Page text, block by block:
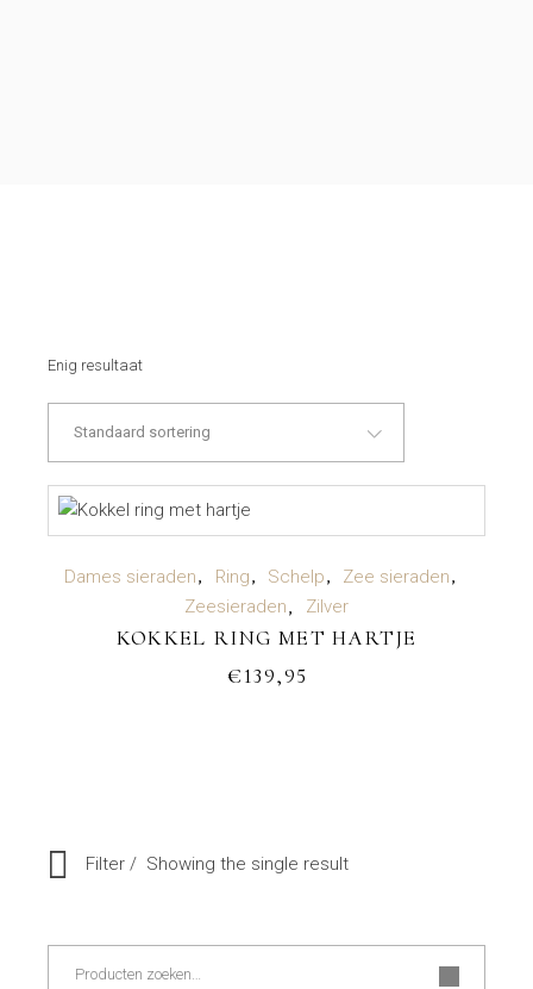
Enig resultaat
Standaard sortering
TOEVOEGEN AAN WINKELWAGEN
Dames sieraden Ring Schelp
Zee sieraden
Zeesieraden
Zilver
KOKKEL RING MET HARTJE
€139,95
Filter Showing the single result
Zoeken